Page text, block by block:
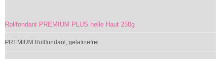
Rollfondant PREMIUM PLUS helle Haut 250g
PREMIUM Rollfondant; gelatinefrei